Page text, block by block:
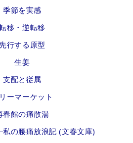
季節を実感
移・逆転移
先行する原型
生姜
支配と従属
ーマーケット
春館の痛散湯
の腰痛放浪記 (文春文庫)